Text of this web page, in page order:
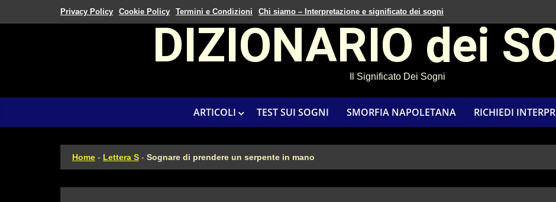
Privacy Policy Cookie Policy Termini e Condizioni Chi siamo – Interpretazione e significato dei sogni
DIZIONARIO dei
Il Significato Dei Sogni
ARTICOLI TEST SUI SOGNI SMORFIA NAPOLETANA RICHIEDI
Home - Lettera S - Sognare di prendere un serpente in mano